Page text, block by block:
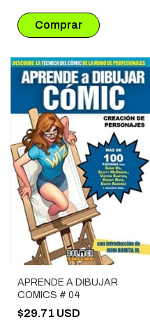
APRENDE A DIBUJAR
COMICS # 04
$29.71 USD